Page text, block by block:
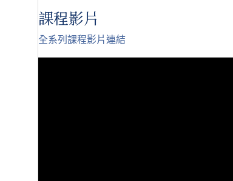
課程影片
全系列課程影片連結